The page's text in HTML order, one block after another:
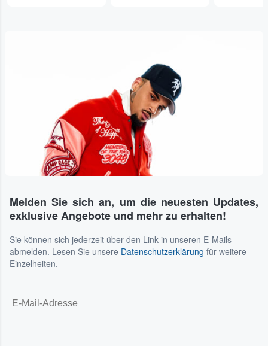
Melden Sie sich an, um die neuesten Updates,
exklusive Angebote und mehr zu erhalten!
Sie können sich jederzeit über den Link in unseren E-Mails
abmelden. Lesen Sie unsere Datenschutzerklärung für weitere
Einzelheiten.